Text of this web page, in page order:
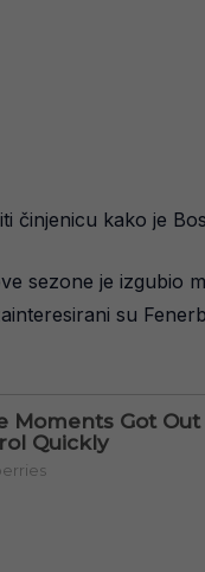
činjenicu kako je
sezone je izgubio
su